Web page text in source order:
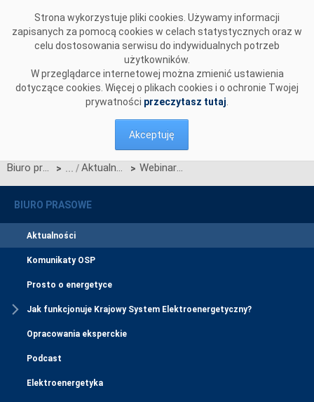
Strona wykorzystuje pliki cookies. Używamy informacji
zapisanych za pomocą cookies w celach statystycznych oraz w
celu dostosowania serwisu do indywidualnych potrzeb
użytkowników.
W przeglądarce internetowej można zmienić ustawienia
dotyczące cookies. Więcej o plikach cookies i o ochronie Twojej
prywatności przeczytasz tutaj
Akceptuję
Biuro prasowe > Aktualności > Webinar poświęcony uruchomieniu Lokalnych Projektów Implementacyjnych SIDC (LIP14 i LIP17)
BIURO PRASOWE
Aktualności
Komunikaty OSP
Prosto o energetyce
Jak funkcjonuje Krajowy System Elektroenergetyczny?
Opracowania eksperckie
Podcast
Elektroenergetyka